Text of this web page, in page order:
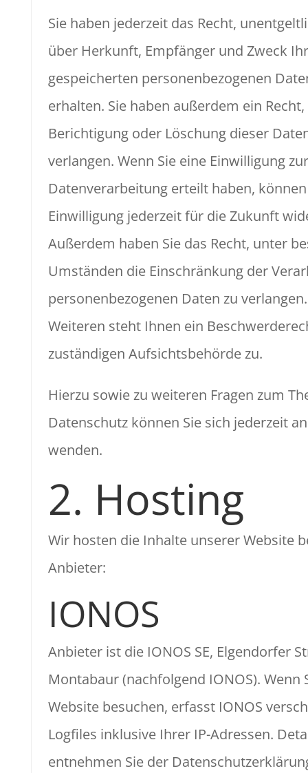
Sie haben jederzeit das Recht,
über Herkunft, Empfänger und Zweck
gespeicherten personenbezogenen
erhalten. Sie haben außerdem ein
Berichtigung oder Löschung dieser
verlangen. Wenn Sie eine Einwilligung zur
Datenverarbeitung erteilt haben, können
Einwilligung jederzeit für die Zukunft
Außerdem haben Sie das Recht, unter
Umständen die Einschränkung der
personenbezogenen Daten zu
Weiteren steht Ihnen ein
zuständigen Aufsichtsbehörde zu.
Hierzu sowie zu weiteren Fragen zum
Datenschutz können Sie sich jederzeit
wenden.
2. Hosting
Wir hosten die Inhalte unserer Website
Anbieter:
IONOS
Anbieter ist die IONOS SE, Elgendorfer
Montabaur (nachfolgend IONOS). Wenn
Website besuchen, erfasst IONOS
Logfiles inklusive Ihrer IP-Adressen.
entnehmen Sie der